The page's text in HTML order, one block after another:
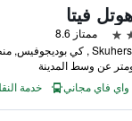
فيتا
ممتاز 8.6
واي فاي مجاني
خدمة